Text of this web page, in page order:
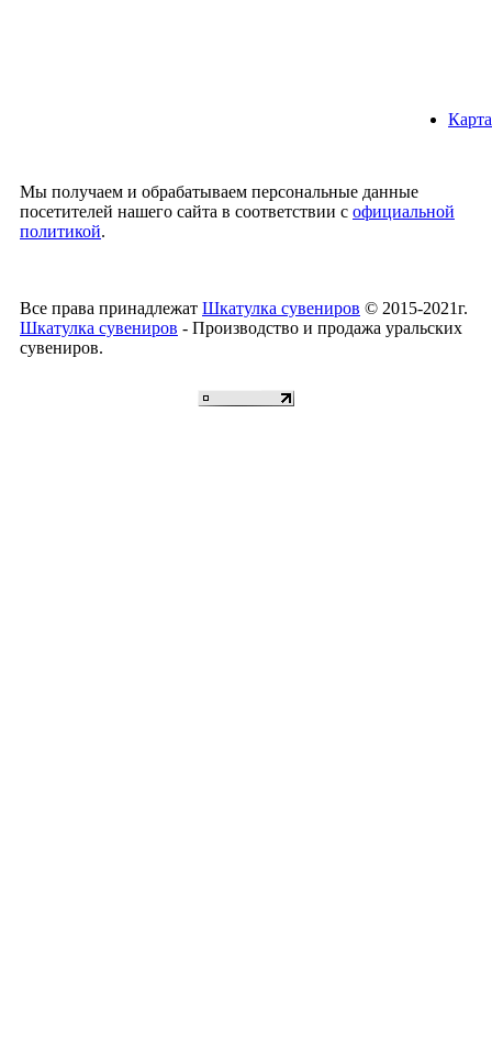
Мы получаем и обрабатываем персональные данные
посетителей нашего сайта в соответствии с официальной
политикой.
Все права принадлежат Шкатулка сувениров © 2015-2021г.
Шкатулка сувениров - Производство и продажа уральских
сувениров.